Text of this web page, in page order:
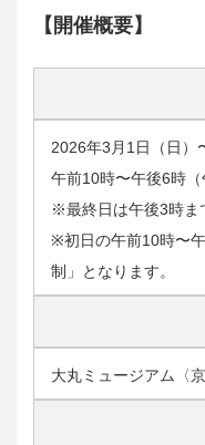
【開催概要】
2026年3月1日（日）
午前10時〜午後6時（
※最終日は午後3時ま
※初日の午前10時〜
制」となります。
大丸ミュージアム〈